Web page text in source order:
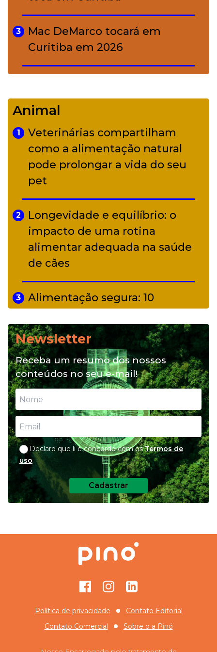
3
Mac DeMarco tocará em
Curitiba em 2026
Camerata tem repertório
diverso a partir de R$ 17
Adriana Calcanhotto retoma
alter ego infantil para show em
Curitiba
Animal
1
Veterinárias compartilham
como a alimentação natural
pode prolongar a vida do seu
pet
2
Longevidade e equilíbrio: o
impacto de uma rotina
alimentar adequada na saúde
de cães
3
Alimentação segura: 10
4
Alimentação natural e mix
feeding: conheça essas opções
para nutrição do seu pet
Newsletter
Receba um resumo dos nossos
conteúdos no seu e-mail!
Declaro que li e concordo com os Termos de
uso
Cadastrar
FacebookInstagramGitHub
Política de privacidade
Contato Editorial
Contato Comercial
Sobre o a Pinó